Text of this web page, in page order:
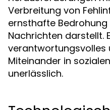
Verbreitung von
ernsthafte
Nachrichten darstellt.
verantwortungsvolles
Miteinander in
unerlässlich.